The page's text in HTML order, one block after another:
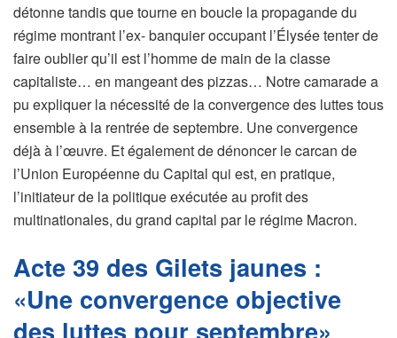
détonne tandis que tourne en boucle la propagande du
régime montrant l’ex- banquier occupant l’Élysée tenter de
faire oublier qu’il est l’homme de main de la classe
capitaliste… en mangeant des pizzas… Notre camarade a
pu expliquer la nécessité de la convergence des luttes tous
ensemble à la rentrée de septembre. Une convergence
déjà à l’œuvre. Et également de dénoncer le carcan de
l’Union Européenne du Capital qui est, en pratique,
l’initiateur de la politique exécutée au profit des
multinationales, du grand capital par le régime Macron.
Acte 39 des Gilets jaunes :
«Une convergence objective
des luttes pour septembre»